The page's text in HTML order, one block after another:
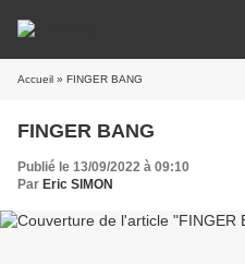
Accueil » FINGER BANG
FINGER BANG
Publié le 13/09/2022 à 09:10
Par Eric SIMON